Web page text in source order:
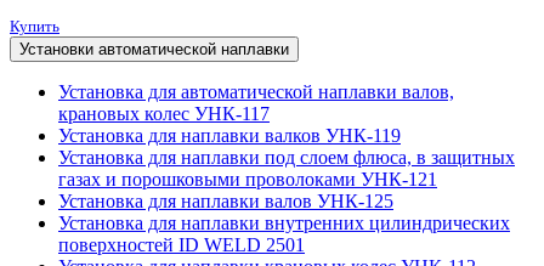
Купить
Установки автоматической наплавки
Установка для автоматической наплавки валов,
крановых колес УНК-117
Установка для наплавки валков УНК-119
Установка для наплавки под слоем флюса, в защитных
газах и порошковыми проволоками УНК-121
Установка для наплавки валов УНК-125
Установка для наплавки внутренних цилиндрических
поверхностей ID WELD 2501